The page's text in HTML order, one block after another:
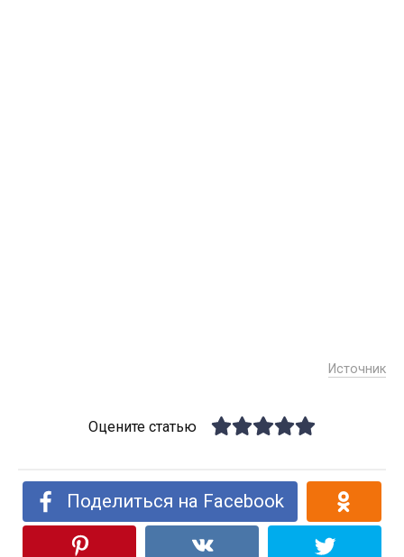
Источник
Оцените статью
Поделиться на Facebook